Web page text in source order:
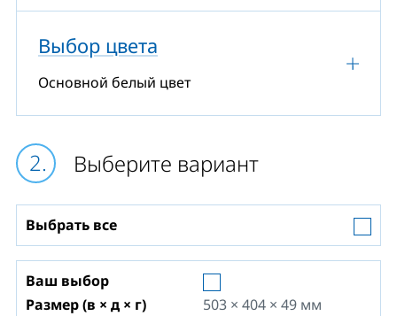
Выбор цвета
Основной белый цвет
Выберите вариант
Выбрать все
Ваш выбор
Размер (в × д × г)
503 × 404 × 49 мм